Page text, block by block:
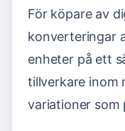
För köpare av
konverteringar
enheter på ett
tillverkare inom
variationer som